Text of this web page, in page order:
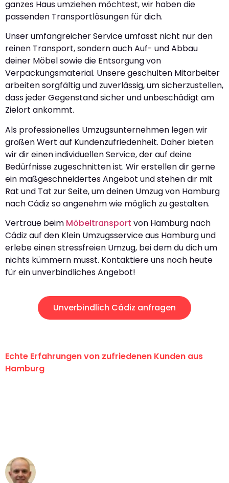
ganzes Haus umziehen möchtest, wir haben die
passenden Transportlösungen für dich.
Unser umfangreicher Service umfasst nicht nur den
reinen Transport, sondern auch Auf- und Abbau
deiner Möbel sowie die Entsorgung von
Verpackungsmaterial. Unsere geschulten Mitarbeiter
arbeiten sorgfältig und zuverlässig, um sicherzustellen,
dass jeder Gegenstand sicher und unbeschädigt am
Zielort ankommt.
Als professionelles Umzugsunternehmen legen wir
großen Wert auf Kundenzufriedenheit. Daher bieten
wir dir einen individuellen Service, der auf deine
Bedürfnisse zugeschnitten ist. Wir erstellen dir gerne
ein maßgeschneidertes Angebot und stehen dir mit
Rat und Tat zur Seite, um deinen Umzug von Hamburg
nach Cádiz so angenehm wie möglich zu gestalten.
Vertraue beim Möbeltransport von Hamburg nach
Cádiz auf den Klein Umzugsservice aus Hamburg und
erlebe einen stressfreien Umzug, bei dem du dich um
nichts kümmern musst. Kontaktiere uns noch heute
für ein unverbindliches Angebot!
Unverbindlich Cádiz anfragen
Echte Erfahrungen von zufriedenen Kunden aus
Hamburg